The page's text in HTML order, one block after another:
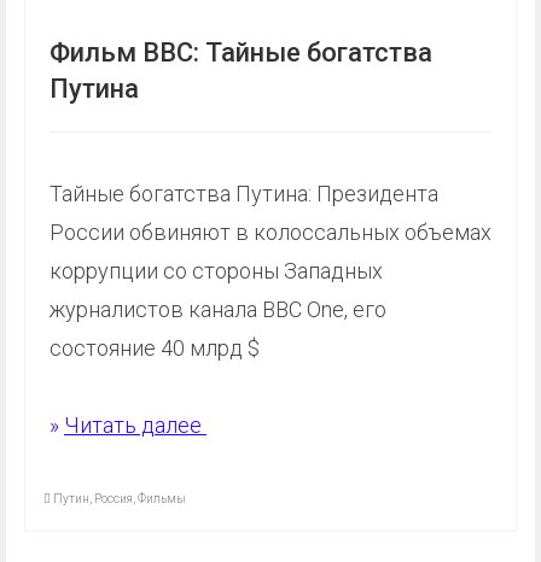
Фильм BBC: Тайные богатства
Путина
Тайные богатства Путина: Президента
России обвиняют в колоссальных объемах
коррупции со стороны Западных
журналистов канала BBC One, его
состояние 40 млрд $
» Читать далее
Путин Россия Фильмы